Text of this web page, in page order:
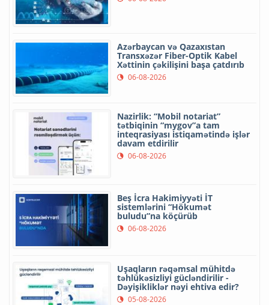
Azərbaycan və Qazaxıstan
Transxəzər Fiber-Optik Kabel
Xəttinin çəkilişini başa çatdırıb
06-08-2026
Nazirlik: “Mobil notariat”
tətbiqinin “mygov”a tam
inteqrasiyası istiqamətində işlər
davam etdirilir
06-08-2026
Beş İcra Hakimiyyəti İT
sistemlərini “Hökumət
buludu”na köçürüb
06-08-2026
Uşaqların rəqəmsal mühitdə
təhlükəsizliyi gücləndirilir -
Dəyişikliklər nəyi ehtiva edir?
05-08-2026